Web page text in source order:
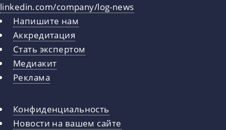
linkedin.com/company/log-news
Напишите нам
Аккредитация
Стать экспертом
Медиакит
Реклама
Конфиденциальность
Новости на вашем сайте